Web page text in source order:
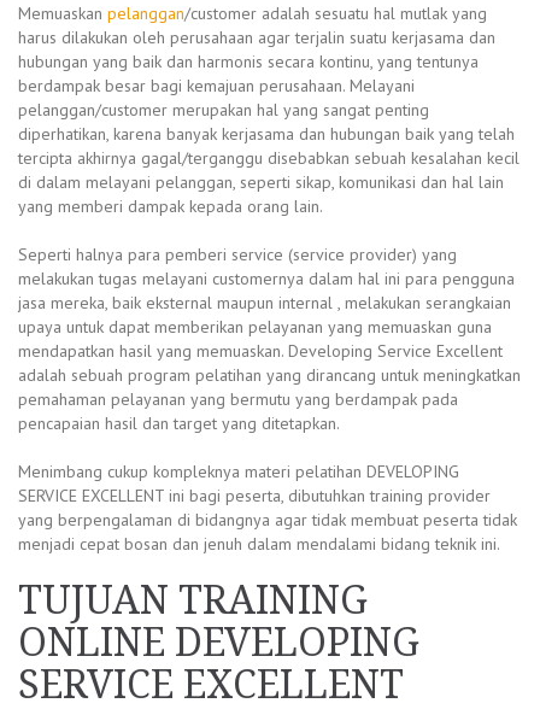
Memuaskan pelanggan/customer adalah sesuatu hal mutlak yang
harus dilakukan oleh perusahaan agar terjalin suatu kerjasama dan
hubungan yang baik dan harmonis secara kontinu, yang tentunya
berdampak besar bagi kemajuan perusahaan. Melayani
pelanggan/customer merupakan hal yang sangat penting
diperhatikan, karena banyak kerjasama dan hubungan baik yang telah
tercipta akhirnya gagal/terganggu disebabkan sebuah kesalahan kecil
di dalam melayani pelanggan, seperti sikap, komunikasi dan hal lain
yang memberi dampak kepada orang lain.
Seperti halnya para pemberi service (service provider) yang
melakukan tugas melayani customernya dalam hal ini para pengguna
jasa mereka, baik eksternal maupun internal , melakukan serangkaian
upaya untuk dapat memberikan pelayanan yang memuaskan guna
mendapatkan hasil yang memuaskan. Developing Service Excellent
adalah sebuah program pelatihan yang dirancang untuk meningkatkan
pemahaman pelayanan yang bermutu yang berdampak pada
pencapaian hasil dan target yang ditetapkan.
Menimbang cukup kompleknya materi pelatihan DEVELOPING
SERVICE EXCELLENT ini bagi peserta, dibutuhkan training provider
yang berpengalaman di bidangnya agar tidak membuat peserta tidak
menjadi cepat bosan dan jenuh dalam mendalami bidang teknik ini.
TUJUAN TRAINING
ONLINE DEVELOPING
SERVICE EXCELLENT